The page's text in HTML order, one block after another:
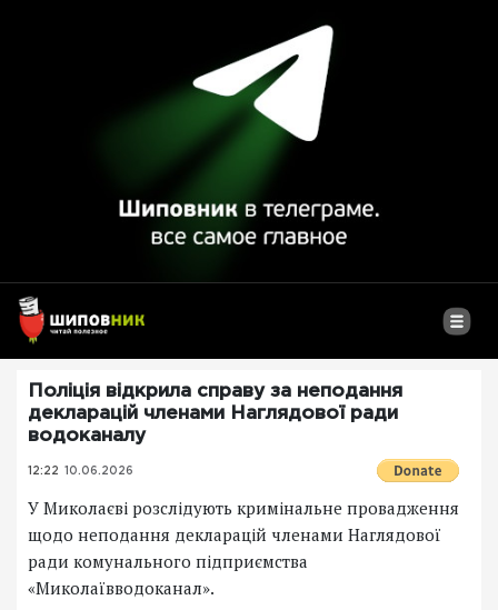
Поліція відкрила справу за неподання
декларацій членами Наглядової ради
водоканалу
12:22 10.06.2026
У Миколаєві розслідують кримінальне провадження
щодо неподання декларацій членами Наглядової
ради комунального підприємства
«Миколаївводоканал».